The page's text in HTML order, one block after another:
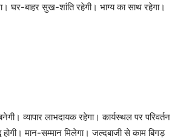
घर-बाहर सुख-शांति रहेगी। भाग्य का साथ रहेगा।
व्यापार लाभदायक रहेगा। कार्यस्थल पर परिवर्तन
मान-सम्मान मिलेगा। जल्दबाजी से काम बिगड़